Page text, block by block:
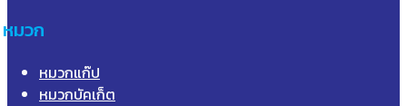
หมวก
หมวกแก๊ป
หมวกบัคเก็ต